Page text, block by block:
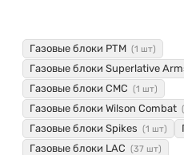
Газовые блоки РТМ (1 шт)
Газовые блоки Superlative
Газовые блоки CMC (1 шт)
Газовые блоки Wilson Combat
Газовые блоки Spikes (1 шт)
Газовые блоки LAC (37 шт)